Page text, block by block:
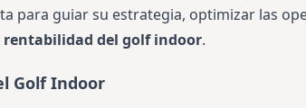
para guiar su estrategia, optimizar las
rentabilidad del golf indoor.
Golf Indoor